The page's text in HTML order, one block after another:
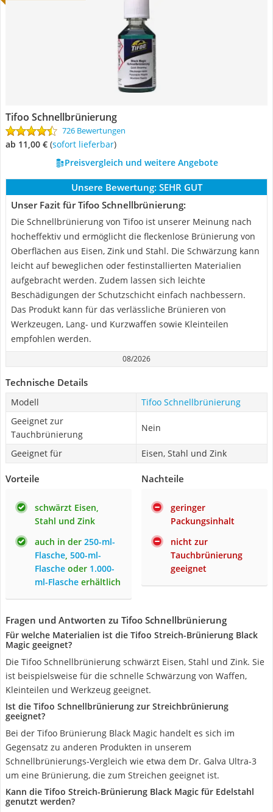
Tifoo Schnellbrünierung
726 Bewertungen
ab 11,00 € ( Sofort lieferbar)
Preisvergleich und weitere Angebote
Unsere Bewertung: SEHR GUT
Unser Fazit für Tifoo Schnellbrünierung:
Die Schnellbrünierung von Tifoo ist unserer Meinung nach
hocheffektiv und ermöglicht die fleckenlose Brünierung von
Oberflächen aus Eisen, Zink und Stahl. Die Schwärzung kann
leicht auf beweglichen oder festinstallierten Materialien
aufgebracht werden. Zudem lassen sich leichte
Beschädigungen der Schutzschicht einfach nachbessern.
Das Produkt kann für das verlässliche Brünieren von
Werkzeugen, Lang- und Kurzwaffen sowie Kleinteilen
empfohlen werden.
08/2026
Technische Details
Modell
Tifoo Schnellbrünierung
Geeignet zur
Tauchbrünierung
Nein
Geeignet für Eisen, Stahl und Zink
Vorteile
schwärzt Eisen,
Stahl und Zink
auch in der 250-ml-
Flasche, 500-ml-
Flasche oder 1.000-
ml-Flasche erhältlich
Nachteile
geringer
Packungsinhalt
nicht zur
Tauchbrünierung
geeignet
Fragen und Antworten zu Tifoo Schnellbrünierung
Für welche Materialien ist die Tifoo Streich-Brünierung Black
Magic geeignet?
Die Tifoo Schnellbrünierung schwärzt Eisen, Stahl und Zink. Sie
ist beispielsweise für die schnelle Schwärzung von Waffen,
Kleinteilen und Werkzeug geeignet.
Ist die Tifoo Schnellbrünierung zur Streichbrünierung
geeignet?
Bei der Tifoo Brünierung Black Magic handelt es sich im
Gegensatz zu anderen Produkten in unserem
Schnellbrünierungs-Vergleich wie etwa dem Dr. Galva Ultra-3
um eine Brünierung, die zum Streichen geeignet ist.
Kann die Tifoo Streich-Brünierung Black Magic für Edelstahl
genutzt werden?